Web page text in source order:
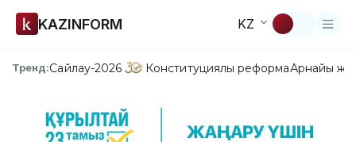
KAZINFORM KZ
Тренд:Сайлау-2026 Конституциялық реформаАрнайы